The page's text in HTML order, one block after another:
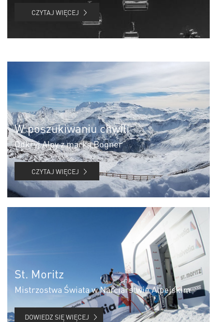
CZYTAJ WIĘCEJ
W poszukiwaniu chwili
Odkryj Alpy z marką Bogner
CZYTAJ WIĘCEJ
St. Moritz
Mistrzostwa Świata w Narciarstwie Alpejskim
DOWIEDZ SIĘ WIĘCEJ